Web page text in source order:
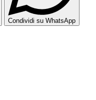
Condividi su WhatsApp